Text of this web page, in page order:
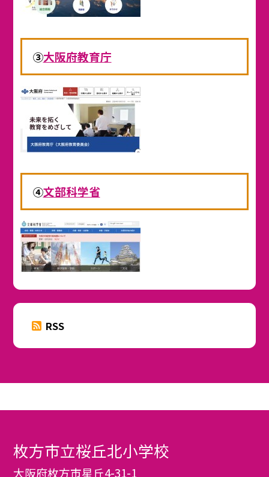
③大阪府教育庁
④文部科学省
RSS
枚方市立桜丘北小学校
大阪府枚方市星丘4-31-1